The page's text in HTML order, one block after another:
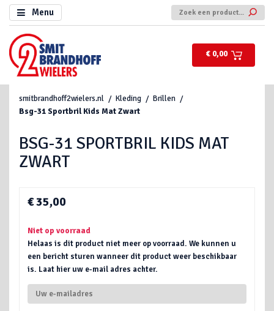
Menu
€ 0,00
smitbrandhoff2wielers.nl Kleding
Brillen
Bsg-31 Sportbril Kids Mat Zwart
BSG-31 SPORTBRIL KIDS MAT
ZWART
€ 35,00
Niet op voorraad
Helaas is dit product niet meer op voorraad. We kunnen u
een bericht sturen wanneer dit product weer beschikbaar
is. Laat hier uw e-mail adres achter.